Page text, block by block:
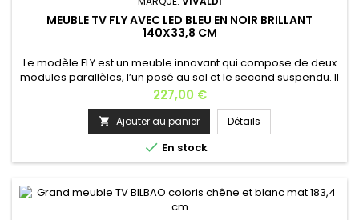
MEUBLE TV FLY AVEC LED BLEU EN NOIR BRILLANT
140X33,8 CM
Le modèle FLY est un meuble innovant qui compose de deux
modules parallèles, l’un posé au sol et le second suspendu. Il
est idéal pour agencer un intérieur moderne au style avant-
gardiste. Ce meuble vous est proposé dans différents coloris
ainsi qu’avec un éclairage LED en option Largeur: 140
cm Profondeur: 33,8 cmHauteur: 10+15 cmEpaisseur : 16
mmPoids:...
Prix
227,00 €
 Ajouter au panier Détails
 En stock